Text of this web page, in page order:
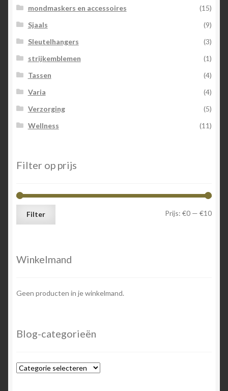
mondmaskers en accessoires
(15)
Sjaals
(9)
Sleutelhangers
(3)
strijkemblemen
(1)
Tassen
(4)
Varia
(4)
Verzorging
(5)
Wellness
(11)
Filter op prijs
Min.
Max.
Filter Prijs: €0 — €10
Winkelmand
Geen producten in je winkelmand.
Blog-categorieën
Blog-